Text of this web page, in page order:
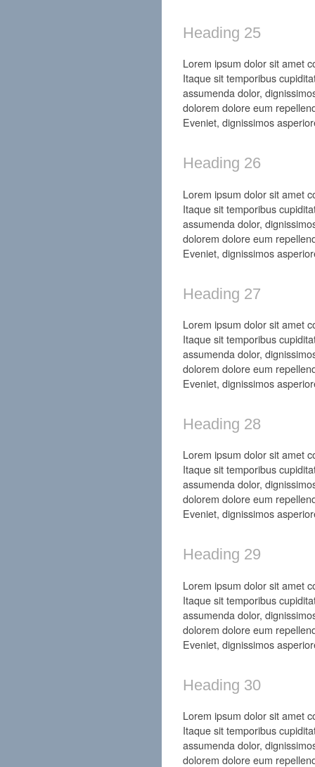
Heading 25
Lorem ipsum dolor sit amet
Itaque sit temporibus
assumenda dolor,
dolorem dolore eum
Eveniet, dignissimos
Heading 26
Lorem ipsum dolor sit amet
Itaque sit temporibus
assumenda dolor,
dolorem dolore eum
Eveniet, dignissimos
Heading 27
Lorem ipsum dolor sit amet
Itaque sit temporibus
assumenda dolor,
dolorem dolore eum
Eveniet, dignissimos
Heading 28
Lorem ipsum dolor sit amet
Itaque sit temporibus
assumenda dolor,
dolorem dolore eum
Eveniet, dignissimos
Heading 29
Lorem ipsum dolor sit amet
Itaque sit temporibus
assumenda dolor,
dolorem dolore eum
Eveniet, dignissimos
Heading 30
Lorem ipsum dolor sit amet
Itaque sit temporibus
assumenda dolor,
dolorem dolore eum